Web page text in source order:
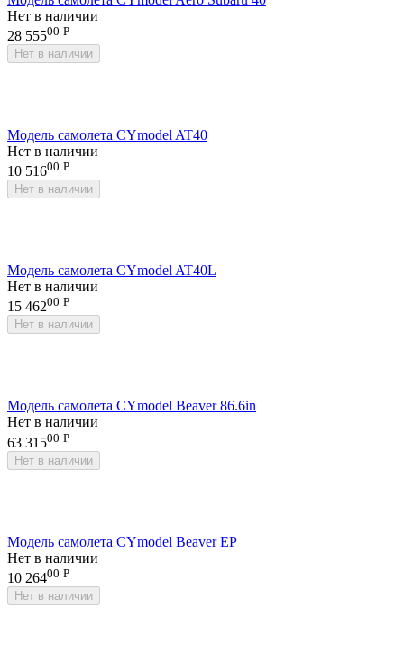
Нет в наличии
28 55500 Р
Нет в наличии
Модель самолета CYmodel AT40
Нет в наличии
10 51600 Р
Нет в наличии
Модель самолета CYmodel AT40L
Нет в наличии
15 46200 Р
Нет в наличии
Модель самолета CYmodel Beaver 86.6in
Нет в наличии
63 31500 Р
Нет в наличии
Модель самолета CYmodel Beaver EP
Нет в наличии
10 26400 Р
Нет в наличии